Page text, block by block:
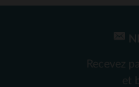
TAILLES DISPONIBLES
44
48
Recevez
et